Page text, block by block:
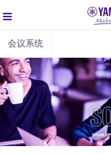
global
navigation
会议系统